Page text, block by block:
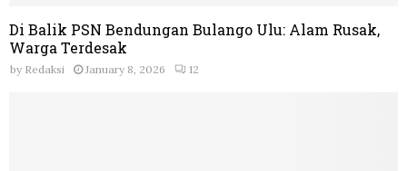
Di Balik PSN Bendungan Bulango Ulu: Alam Rusak,
Warga Terdesak
by Redaksi January 8, 2026 12